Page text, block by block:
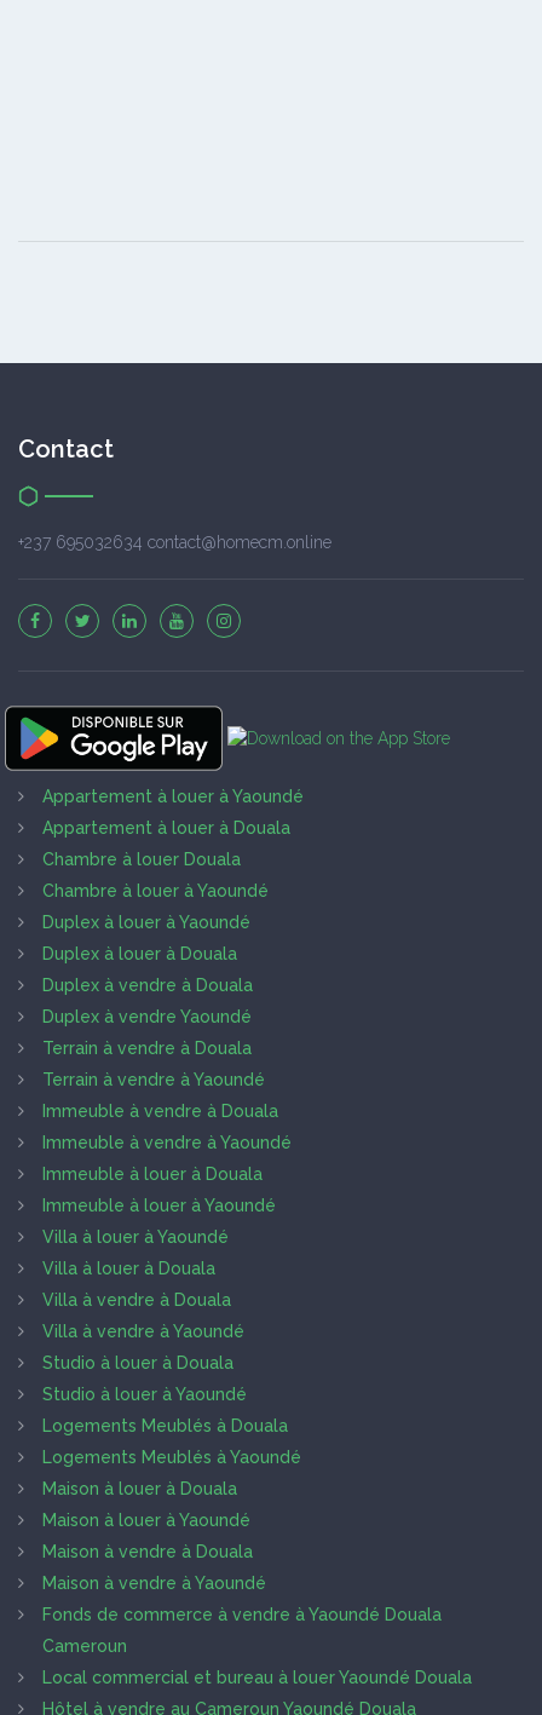
Contact
+237 695032634 contact@homecm.online
Appartement à louer à Yaoundé
Appartement à louer à Douala
Chambre à louer Douala
Chambre à louer à Yaoundé
Duplex à louer à Yaoundé
Duplex à louer à Douala
Duplex à vendre à Douala
Duplex à vendre Yaoundé
Terrain à vendre à Douala
Terrain à vendre à Yaoundé
Immeuble à vendre à Douala
Immeuble à vendre à Yaoundé
Immeuble à louer à Douala
Immeuble à louer à Yaoundé
Villa à louer à Yaoundé
Villa à louer à Douala
Villa à vendre à Douala
Villa à vendre à Yaoundé
Studio à louer à Douala
Studio à louer à Yaoundé
Logements Meublés à Douala
Logements Meublés à Yaoundé
Maison à louer à Douala
Maison à louer à Yaoundé
Maison à vendre à Douala
Maison à vendre à Yaoundé
Fonds de commerce à vendre à Yaoundé Douala
Cameroun
Local commercial et bureau à louer Yaoundé Douala
Hôtel à vendre au Cameroun Yaoundé Douala